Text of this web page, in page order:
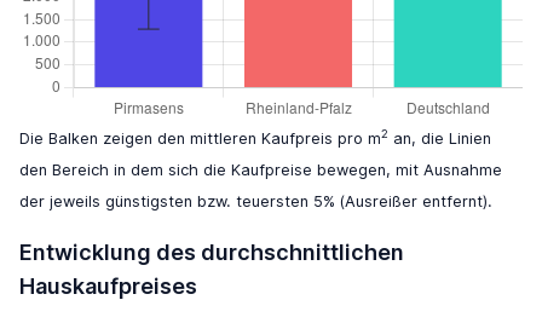
Die Balken zeigen den mittleren Kaufpreis pro m2 an, die Linien
den Bereich in dem sich die Kaufpreise bewegen, mit Ausnahme
der jeweils günstigsten bzw. teuersten 5% (Ausreißer entfernt).
Entwicklung des durchschnittlichen
Hauskaufpreises